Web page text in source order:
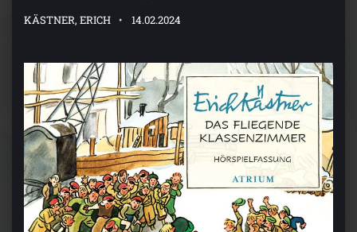
KÄSTNER, ERICH 14.02.2024